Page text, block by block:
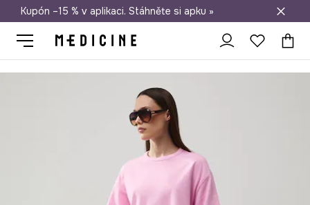
Doprava zdarma při nákupu nad 1 200 Kč
Kupón –15 % v aplikaci. Stáhněte si apku »